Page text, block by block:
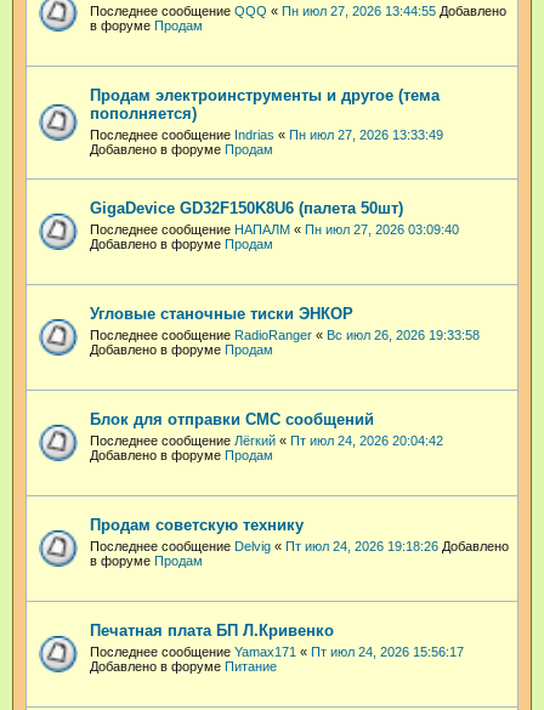
Последнее сообщение QQQ « Пн июл 27, 2026 13:44:55 Добавлено
в форуме Продам
Продам электроинструменты и другое (тема
пополняется)
Последнее сообщение Indrias « Пн июл 27, 2026 13:33:49
Добавлено в форуме Продам
GigaDevice GD32F150K8U6 (палета 50шт)
Последнее сообщение НАПАЛМ « Пн июл 27, 2026 03:09:40
Добавлено в форуме Продам
Угловые станочные тиски ЭНКОР
Последнее сообщение RadioRanger « Вс июл 26, 2026 19:33:58
Добавлено в форуме Продам
Блок для отправки СМС сообщений
Последнее сообщение Лёгкий « Пт июл 24, 2026 20:04:42
Добавлено в форуме Продам
Продам советскую технику
Последнее сообщение Delvig « Пт июл 24, 2026 19:18:26 Добавлено
в форуме Продам
Печатная плата БП Л.Кривенко
Последнее сообщение Yamax171 « Пт июл 24, 2026 15:56:17
Добавлено в форуме Питание